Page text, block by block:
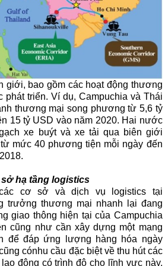
giới, bao gồm các hoạt động thương
phát triển. Ví dụ, Campuchia và Thái
thương mại song phương từ 5,6 tỷ
15 tỷ USD vào năm 2020. Hai nước
xe buýt và xe tải qua biên giới
mức 40 phương tiện mỗi ngày đến
hạ tầng logistics
cơ sở và dịch vụ logistics tại
trưởng thương mại nhanh lại đang
giao thông hiện tại của Campuchia
cũng như cần xây dựng một mạng
để đáp ứng lượng hàng hóa ngày
cónhu cầu đặc biệt về thu hút các
động có trình độ cho lĩnh vực này,